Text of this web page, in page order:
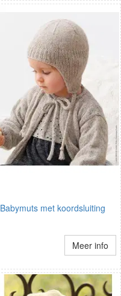
Babymuts met koordsluiting
Meer info